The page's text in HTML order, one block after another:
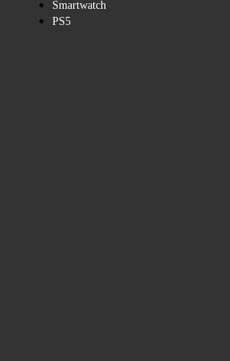
Smartwatch
PS5